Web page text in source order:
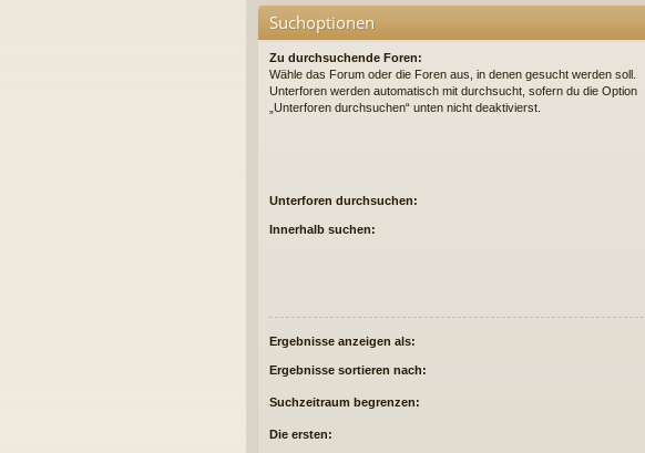
Suchoptionen
Zu durchsuchende Foren:
Wähle das Forum oder die Foren aus, in denen gesucht werden soll.
Unterforen werden automatisch mit durchsucht, sofern du die Option
„Unterforen durchsuchen“ unten nicht deaktivierst.
Unterforen durchsuchen:
Innerhalb suchen:
Ergebnisse anzeigen als:
Ergebnisse sortieren nach:
Suchzeitraum begrenzen:
Die ersten: